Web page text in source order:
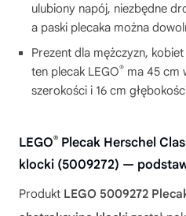
ulubiony napój, niezbędne
a paski plecaka można
Prezent dla mężczyzn,
ten plecak LEGO® ma 45 cm
szerokości i 16 cm
LEGO® Plecak Herschel
klocki (5009272) —
Produkt LEGO 5009272